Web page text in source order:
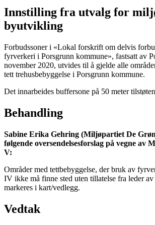
Innstilling fra utvalg for
byutvikling
Forbudssoner i «Lokal forskrift om delvis
fyrverkeri i Porsgrunn kommune», fastsatt av
november 2020, utvides til å gjelde alle
tett trehusbebyggelse i Porsgrunn kommune.
Det innarbeides buffersone på 50 meter
Behandling
Sabine Erika Gehring (Miljøpartiet De
følgende oversendelsesforslag på vegne av
V:
Områder med tettbebyggelse, der bruk av
IV ikke må finne sted uten tillatelse fra leder av
markeres i kart/vedlegg.
Vedtak